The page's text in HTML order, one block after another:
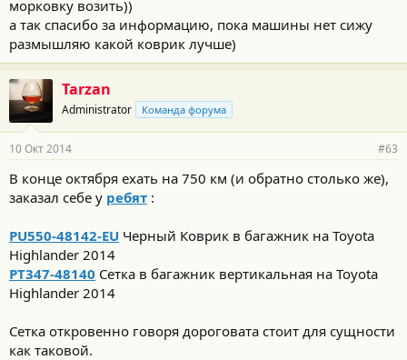
морковку возить))
а так спасибо за информацию, пока машины нет сижу
размышляю какой коврик лучше)
Tarzan
Administrator Команда форума
10 Окт 2014 #63
В конце октября ехать на 750 км (и обратно столько же),
заказал себе у ребят :
PU550-48142-EU Черный Коврик в багажник на Toyota
Highlander 2014
PT347-48140 Сетка в багажник вертикальная на Toyota
Highlander 2014
Сетка откровенно говоря дороговата стоит для сущности
как таковой.